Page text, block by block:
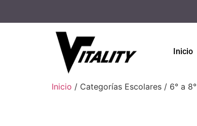
Inicio
Inicio / Categorías Escolares / 6° a 8°